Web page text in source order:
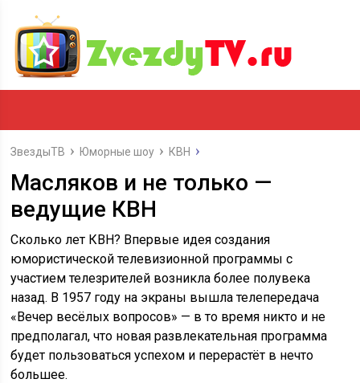
ЗвездыТВ Юморные шоу КВН
Масляков и не только —
ведущие КВН
Сколько лет КВН? Впервые идея создания
юмористической телевизионной программы с
участием телезрителей возникла более полувека
назад. В 1957 году на экраны вышла телепередача
«Вечер весёлых вопросов» — в то время никто и не
предполагал, что новая развлекательная программа
будет пользоваться успехом и перерастёт в нечто
большее.